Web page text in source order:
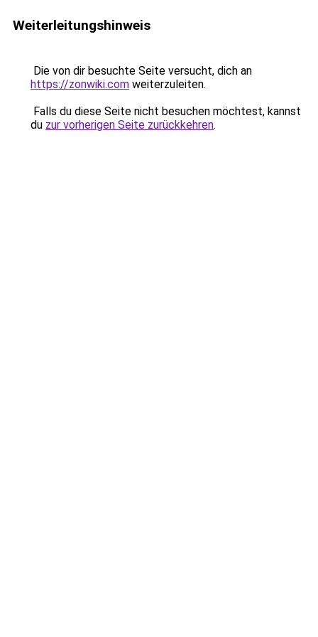
Weiterleitungshinweis
Die von dir besuchte Seite versucht, dich an
https://zonwiki.com weiterzuleiten.
Falls du diese Seite nicht besuchen möchtest, kannst
du zur vorherigen Seite zurückkehren.